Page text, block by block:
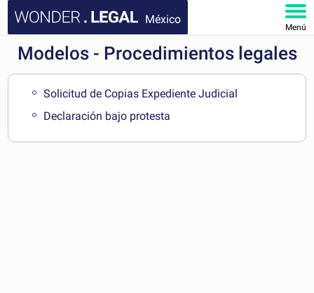
México
Menú
INICIO
DOCUMENTOS
Modelos - Procedimientos legales
Solicitud de Copias Expediente Judicial
Declaración bajo protesta